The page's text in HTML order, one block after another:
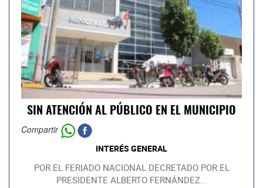
SIN ATENCIÓN AL PÚBLICO EN EL MUNICIPIO
Compartir
INTERÉS GENERAL
POR EL FERIADO NACIONAL DECRETADO POR EL
PRESIDENTE ALBERTO FERNÁNDEZ...